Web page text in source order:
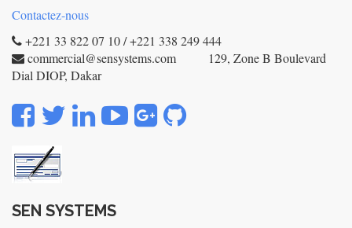
Contactez-nous
+221 33 822 07 10 / +221 338 249 444
commercial@sensystems.com 129, Zone B Boulevard
Dial DIOP, Dakar
SEN SYSTEMS